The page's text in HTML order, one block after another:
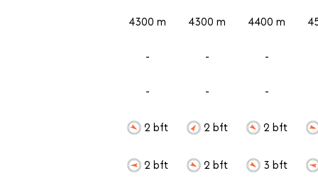
4300 m
-
-
2 bft
2 bft
4300 m
-
-
2 bft
2 bft
4400 m
-
-
2 bft
3 bft